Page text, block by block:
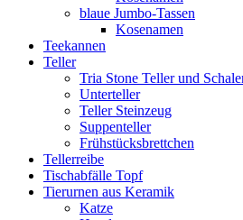
blaue Jumbo-Tassen
Kosenamen
Teekannen
Teller
Tria Stone Teller und
Unterteller
Teller Steinzeug
Suppenteller
Frühstücksbrettchen
Tellerreibe
Tischabfälle Topf
Tierurnen aus Keramik
Katze